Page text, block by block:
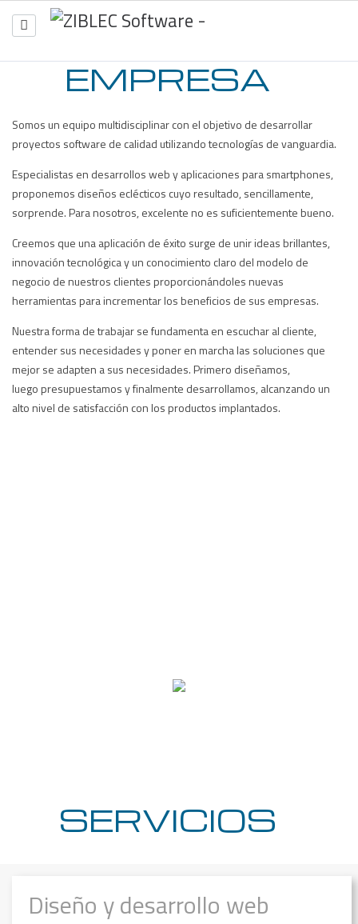
EMPRESA
Somos un equipo multidisciplinar con el objetivo de desarrollar
proyectos software de calidad utilizando tecnologías de vanguardia.
Especialistas en desarrollos web y aplicaciones para smartphones,
proponemos diseños eclécticos cuyo resultado, sencillamente,
sorprende. Para nosotros, excelente no es suficientemente bueno.
Creemos que una aplicación de éxito surge de unir ideas brillantes,
innovación tecnológica y un conocimiento claro del modelo de
negocio de nuestros clientes proporcionándoles nuevas
herramientas para incrementar los beneficios de sus empresas.
Nuestra forma de trabajar se fundamenta en escuchar al cliente,
entender sus necesidades y poner en marcha las soluciones que
mejor se adapten a sus necesidades. Primero diseñamos,
luego presupuestamos y finalmente desarrollamos, alcanzando un
alto nivel de satisfacción con los productos implantados.
SERVICIOS
Diseño y desarrollo web